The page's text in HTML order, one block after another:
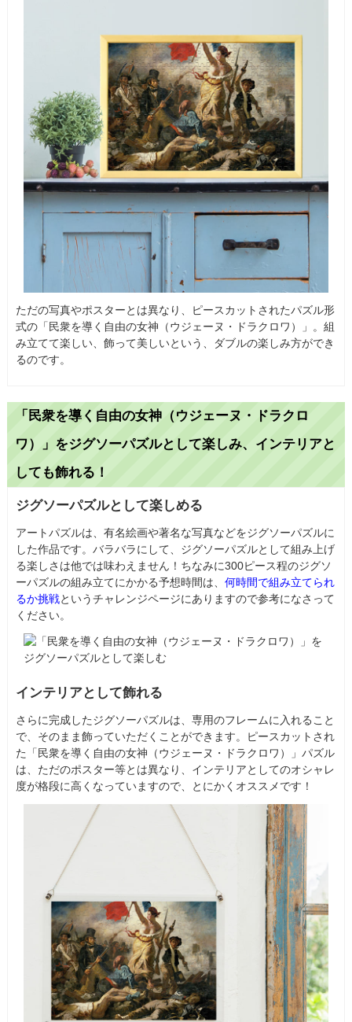
ただの写真やポスターとは異なり、ピースカットされたパズル形
式の「民衆を導く自由の女神（ウジェーヌ・ドラクロワ）」。組
み立てて楽しい、飾って美しいという、ダブルの楽しみ方ができ
るのです。
「民衆を導く自由の女神（ウジェーヌ・ドラクロ
ワ）」をジグソーパズルとして楽しみ、インテリアと
しても飾れる！
ジグソーパズルとして楽しめる
アートパズルは、有名絵画や著名な写真などをジグソーパズルに
した作品です。バラバラにして、ジグソーパズルとして組み上げ
る楽しさは他では味わえません！ちなみに300ピース程のジグソ
ーパズルの組み立てにかかる予想時間は、 何時間で組み立てられ
るか挑戦というチャレンジページにありますので参考になさって
ください。
インテリアとして飾れる
さらに完成したジグソーパズルは、専用のフレームに入れること
で、そのまま飾っていただくことができます。ピースカットされ
た「民衆を導く自由の女神（ウジェーヌ・ドラクロワ）」パズル
は、ただのポスター等とは異なり、インテリアとしてのオシャレ
度が格段に高くなっていますので、とにかくオススメです！